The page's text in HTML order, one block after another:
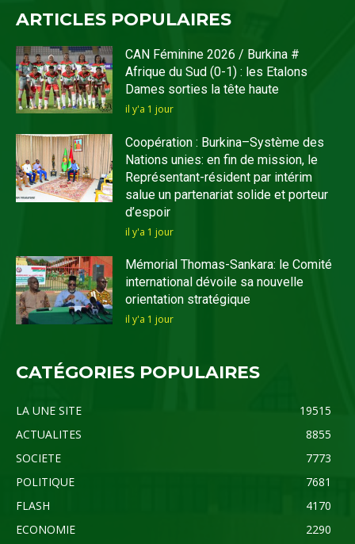
ARTICLES POPULAIRES
CAN Féminine 2026 / Burkina #
Afrique du Sud (0-1) : les Etalons
Dames sorties la tête haute
il y'a 1 jour
Coopération : Burkina–Système des
Nations unies: en fin de mission, le
Représentant-résident par intérim
salue un partenariat solide et porteur
d’espoir
il y'a 1 jour
Mémorial Thomas-Sankara: le Comité
international dévoile sa nouvelle
orientation stratégique
il y'a 1 jour
CATÉGORIES POPULAIRES
LA UNE SITE
19515
ACTUALITES
8855
SOCIETE
7773
POLITIQUE
7681
FLASH
4170
ECONOMIE
2290